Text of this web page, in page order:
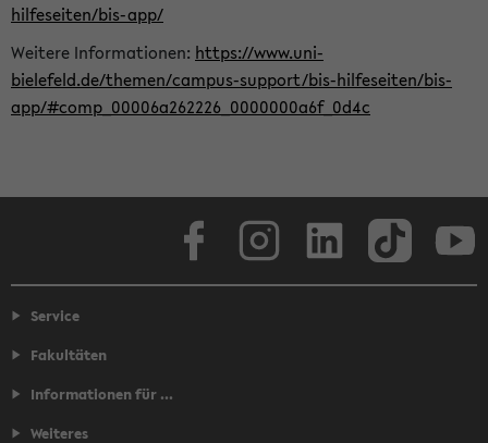
hilfeseiten/bis-app/
Weitere Informationen: https://www.uni-
bielefeld.de/themen/campus-support/bis-hilfeseiten/bis-
app/#comp_00006a262226_0000000a6f_0d4c
Service
Fakultäten
Informationen für ...
Weiteres